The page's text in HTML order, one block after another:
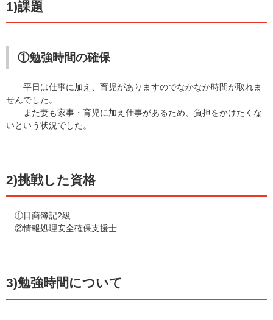
1)課題
①勉強時間の確保
平日は仕事に加え、育児がありますのでなかなか時間が取れま
せんでした。
また妻も家事・育児に加え仕事があるため、負担をかけたくな
いという状況でした。
2)挑戦した資格
①日商簿記2級
②情報処理安全確保支援士
3)勉強時間について